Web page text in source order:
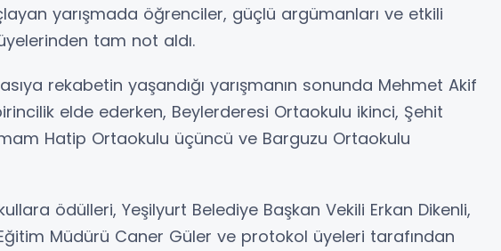
yarışmada öğrenciler, güçlü argümanları ve etkili
tam not aldı.
rekabetin yaşandığı yarışmanın sonunda Mehmet Akif
elde ederken, Beylerderesi Ortaokulu ikinci, Şehit
Hatip Ortaokulu üçüncü ve Barguzu Ortaokulu
ödülleri, Yeşilyurt Belediye Başkan Vekili Erkan Dikenli,
Müdürü Caner Güler ve protokol üyeleri tarafından